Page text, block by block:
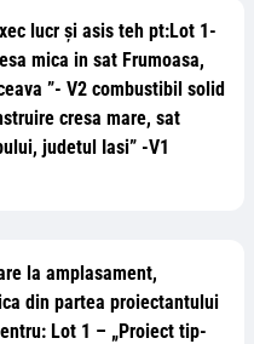
lucr și asis teh pt:Lot 1-
mica in sat Frumoasa,
”- V2 combustibil solid
cresa mare, sat
judetul Iasi” -V1
la amplasament,
din partea proiectantului
Lot 1 – „Proiect tip-